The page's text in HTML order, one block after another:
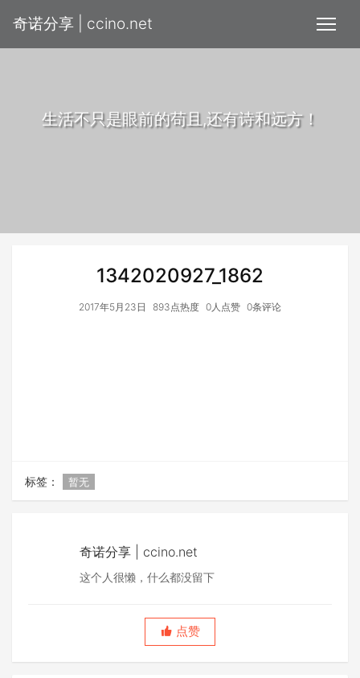
奇诺分享 | ccino.net
生活不只是眼前的苟且,还有诗和远方！
1342020927_1862
2017年5月23日 893点热度 0人点赞 0条评论
标签： 暂无
奇诺分享 | ccino.net
这个人很懒，什么都没留下
点赞